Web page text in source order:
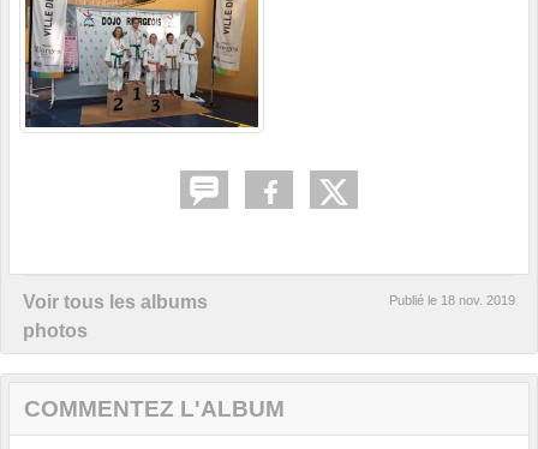
Voir tous les albums
photos
Publié le 18 nov. 2019
COMMENTEZ L'ALBUM